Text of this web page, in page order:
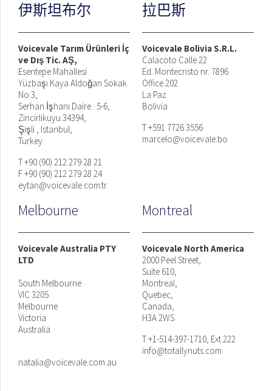
伊斯坦布尔
Voicevale Tarım Ürünleri İç
ve Dış Tic. AŞ,
Esentepe Mahallesi
Yüzbaşı Kaya Aldoğan Sokak
No.3,
Serhan İşhanı Daire : 5-6,
Zincirlikuyu 34394,
Şişli , Istanbul,
Turkey
T +90 (90) 212 279 28 21
F +90 (90) 212 279 28 24
eytan@voicevale.com.tr
拉巴斯
Voicevale Bolivia S.R.L.
Calacoto Calle 22
Ed. Montecristo nr. 7896
Office 202
La Paz
Bolivia
T +591 7726 3556
marcelo@voicevale.bo
Melbourne
Voicevale Australia PTY
LTD
South Melbourne
VIC 3205
Melbourne
Victoria
Australia
natalia@voicevale.com.au
Montreal
Voicevale North America
2000 Peel Street,
Suite 610,
Montreal,
Quebec,
Canada,
H3A 2WS
T +1-514-397-1710, Ext 222
info@totallynuts.com